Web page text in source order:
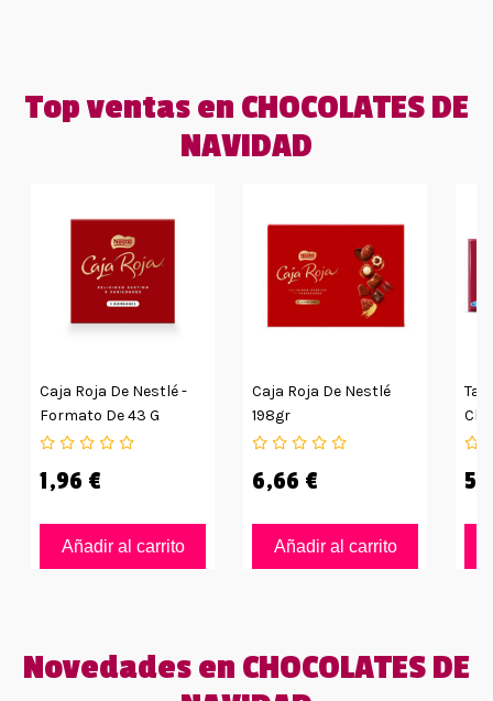
Top ventas en CHOCOLATES DE
NAVIDAD
Caja Roja De Nestlé -
Formato De 43 G
1,96 €
Añadir al carrito
Caja Roja De Nestlé
198gr
6,66 €
Añadir al carrito
Novedades en CHOCOLATES DE